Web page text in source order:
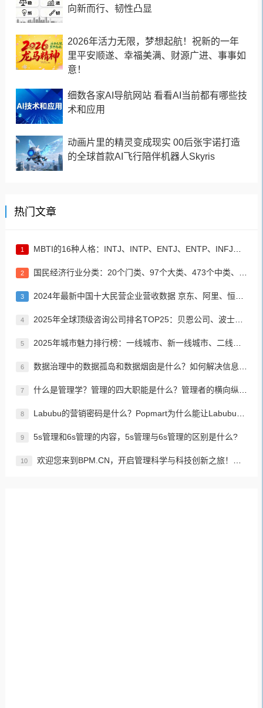
向新而行、韧性凸显
2026年活力无限，梦想起航！祝新的一年
里平安顺遂、幸福美满、财源广进、事事如
意！
细数各家AI导航网站 看看AI当前都有哪些技
术和应用
动画片里的精灵变成现实 00后张宇诺打造
的全球首款AI飞行陪伴机器人Skyris
热门文章
1 MBTI的16种人格：INTJ、INTP、ENTJ、ENTP、INFJ、INFP、ENFJ、ENFP、ISTJ、ISFJ、ESTJ、ESFJ、ISTP、ISFP、ESTP、ESFP
2 国民经济行业分类：20个门类、97个大类、473个中类、1382个小类
3 2024年最新中国十大民营企业营收数据 京东、阿里、恒力集团居前三名
4 2025年全球顶级咨询公司排名TOP25：贝恩公司、波士顿咨询、麦肯锡公司等
5 2025年城市魅力排行榜：一线城市、新一线城市、二线城市、三线城市、四线城市、五线城市名单
6 数据治理中的数据孤岛和数据烟囱是什么？如何解决信息孤岛的问题？
7 什么是管理学？管理的四大职能是什么？管理者的横向纵向分类？如何进行有效、高效的管理？
8 Labubu的营销密码是什么？Popmart为什么能让Labubu爆火成为顶流潮玩？
9 5s管理和6s管理的内容，5s管理与6s管理的区别是什么?
10 欢迎您来到BPM.CN，开启管理科学与科技创新之旅！先来认识下BPM是什么吧！